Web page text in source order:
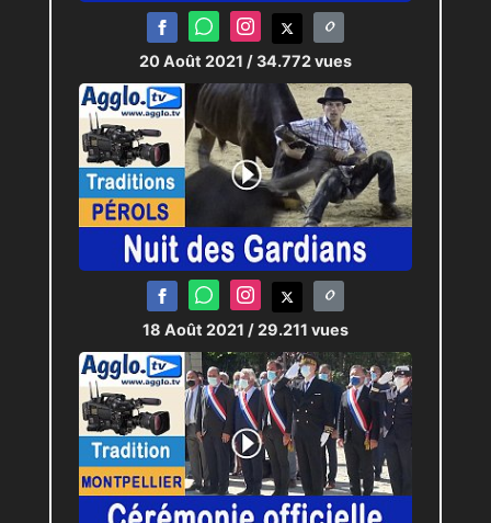
20 Août 2021 / 34.772 vues
18 Août 2021 / 29.211 vues